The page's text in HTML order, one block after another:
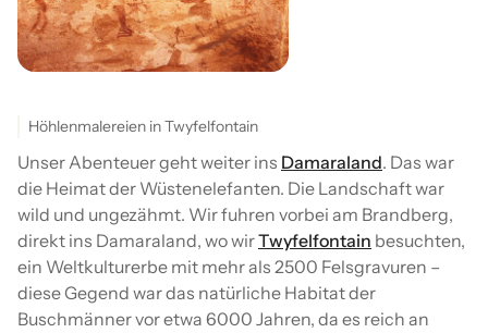
Höhlenmalereien in Twyfelfontain
Unser Abenteuer geht weiter ins Damaraland. Das war
die Heimat der Wüstenelefanten. Die Landschaft war
wild und ungezähmt. Wir fuhren vorbei am Brandberg,
direkt ins Damaraland, wo wirTwyfelfontain besuchten,
ein Weltkulturerbe mit mehr als 2500 Felsgravuren –
diese Gegend war das natürliche Habitat der
Buschmänner vor etwa 6000 Jahren, da es reich an